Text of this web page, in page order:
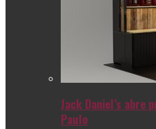
Jack Daniel’s abre
Paulo